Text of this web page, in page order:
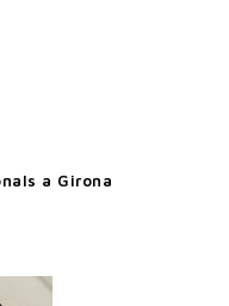
a Girona